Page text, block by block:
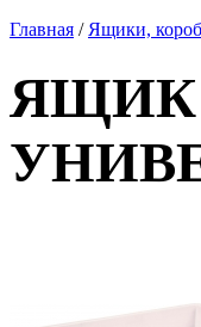
Главная / Ящики,
ЯЩИК